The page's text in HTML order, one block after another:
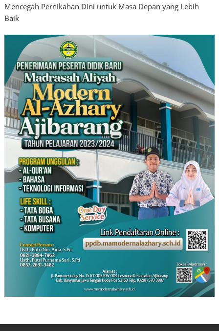
Mencegah Pernikahan Dini untuk Masa Depan yang Lebih
Baik